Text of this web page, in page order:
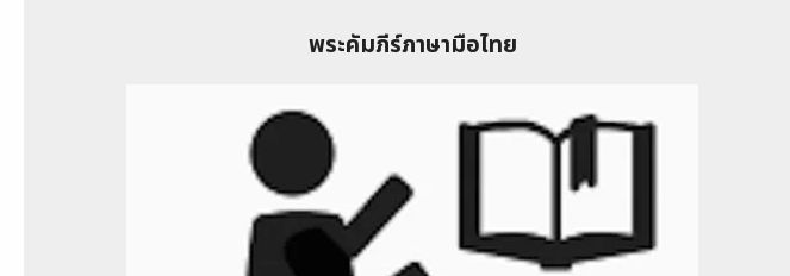
พระคัมภีร์ภาษามือไทย